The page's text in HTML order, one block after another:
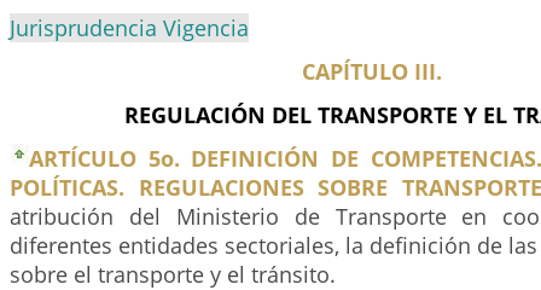
Jurisprudencia Vigencia
CAPÍTULO III.
REGULACIÓN DEL TRANSPORTE Y EL
ARTÍCULO 5o. DEFINICIÓN DE
POLÍTICAS. REGULACIONES SOBRE
atribución del Ministerio de Transporte en
diferentes entidades sectoriales, la definición de
sobre el transporte y el tránsito.